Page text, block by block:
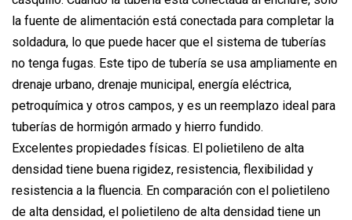
la fuente de alimentación está conectada para completar la
soldadura, lo que puede hacer que el sistema de tuberías
no tenga fugas. Este tipo de tubería se usa ampliamente en
drenaje urbano, drenaje municipal, energía eléctrica,
petroquímica y otros campos, y es un reemplazo ideal para
tuberías de hormigón armado y hierro fundido.
Excelentes propiedades físicas. El polietileno de alta
densidad tiene buena rigidez, resistencia, flexibilidad y
resistencia a la fluencia. En comparación con el polietileno
de alta densidad, el polietileno de alta densidad tiene un